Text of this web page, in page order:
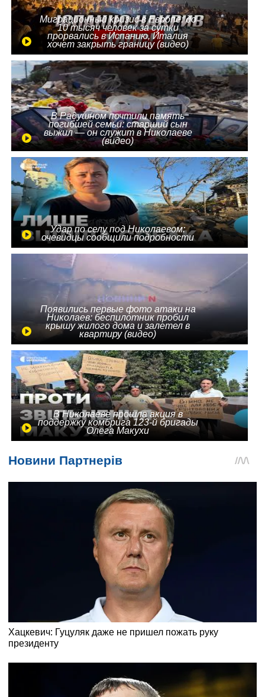
Миграционный кризис в Европе: до
10 тысяч человек за сутки
прорвались в Испанию, Италия
хочет закрыть границу (видео)
В Радушном почтили память
погибшей семьи: старший сын
выжил — он служит в Николаеве
(видео)
Удар по селу под Николаевом:
очевидцы сообщили подробности
Появились первые фото атаки на
Николаев: беспилотник пробил
крышу жилого дома и залетел в
квартиру (видео)
В Николаеве прошла акция в
поддержку комбрига 123-й бригады
Олега Макухи